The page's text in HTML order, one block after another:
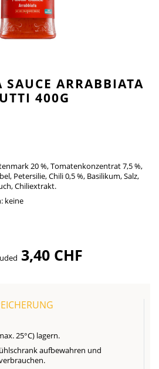
SAUCE ARRABBIATA
400G
20 %, Tomatenkonzentrat 7,5 %,
Petersilie, Chili 0,5 %, Basilikum, Salz,
Chiliextrakt.
keine
3,40 CHF
25°C) lagern.
aufbewahren und